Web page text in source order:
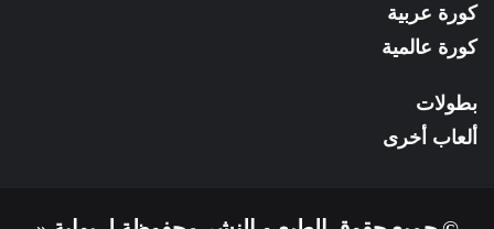
كورة عربية
كورة عالمية
بطولات
ألعاب أخرى